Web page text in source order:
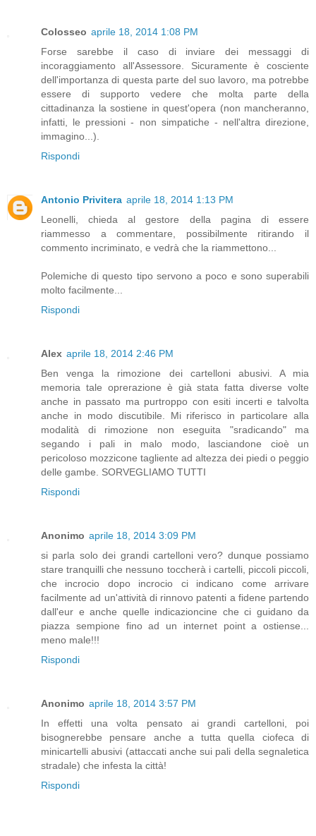
Colosseo aprile 18, 2014 1:08 PM
Forse sarebbe il caso di inviare dei messaggi di
incoraggiamento all'Assessore. Sicuramente è cosciente
dell'importanza di questa parte del suo lavoro, ma potrebbe
essere di supporto vedere che molta parte della
cittadinanza la sostiene in quest'opera (non mancheranno,
infatti, le pressioni - non simpatiche - nell'altra direzione,
immagino...).
Rispondi
Antonio Privitera aprile 18, 2014 1:13 PM
Leonelli, chieda al gestore della pagina di essere
riammesso a commentare, possibilmente ritirando il
commento incriminato, e vedrà che la riammettono...
Polemiche di questo tipo servono a poco e sono superabili
molto facilmente...
Rispondi
Alex aprile 18, 2014 2:46 PM
Ben venga la rimozione dei cartelloni abusivi. A mia
memoria tale oprerazione è già stata fatta diverse volte
anche in passato ma purtroppo con esiti incerti e talvolta
anche in modo discutibile. Mi riferisco in particolare alla
modalità di rimozione non eseguita "sradicando" ma
segando i pali in malo modo, lasciandone cioè un
pericoloso mozzicone tagliente ad altezza dei piedi o peggio
delle gambe. SORVEGLIAMO TUTTI
Rispondi
Anonimo aprile 18, 2014 3:09 PM
si parla solo dei grandi cartelloni vero? dunque possiamo
stare tranquilli che nessuno toccherà i cartelli, piccoli piccoli,
che incrocio dopo incrocio ci indicano come arrivare
facilmente ad un'attività di rinnovo patenti a fidene partendo
dall'eur e anche quelle indicazioncine che ci guidano da
piazza sempione fino ad un internet point a ostiense...
meno male!!!
Rispondi
Anonimo aprile 18, 2014 3:57 PM
In effetti una volta pensato ai grandi cartelloni, poi
bisognerebbe pensare anche a tutta quella ciofeca di
minicartelli abusivi (attaccati anche sui pali della segnaletica
stradale) che infesta la città!
Rispondi